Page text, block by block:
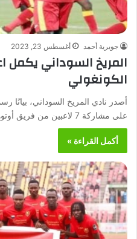
جويرية أحمد أغسطس 23, 2023
المريخ السوداني يكمل
الكونغولي
أصدر نادي المريخ السوداني، بيانًا
على مشاركة 7 لاعبين من فريق أوتوهو الكونغولي، في…
أكمل القراءة »